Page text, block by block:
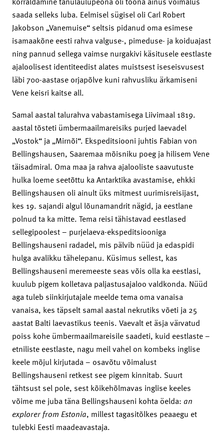
saada selleks luba. Eelmisel sügisel oli Carl Robert
Jakobson „Vanemuise“ seltsis pidanud oma esimese
isamaakõne eesti rahva valguse-, pimeduse- ja koiduajast
ning pannud sellega vaimse nurgakivi käsitusele eestlaste
ajaloolisest identiteedist alates muistsest iseseisvusest
läbi 700-aastase orjapõlve kuni rahvusliku ärkamiseni
Vene keisri kaitse all.
Samal aastal talurahva vabastamisega Liivimaal 1819.
aastal tõsteti ümbermaailmareisiks purjed laevadel
„Vostok“ ja „Mirnõi“. Ekspeditsiooni juhtis Fabian von
Bellingshausen, Saaremaa mõisniku poeg ja hilisem Vene
täisadmiral. Oma maa ja rahva ajalooliste saavutuste
hulka loeme seetõttu ka Antarktika avastamise, ehkki
Bellingshausen oli ainult üks mitmest uurimisreisijast,
kes 19. sajandi algul lõunamandrit nägid, ja eestlane
polnud ta ka mitte. Tema reisi tähistavad eestlased
sellegipoolest – purjelaeva-ekspeditsiooniga
Bellingshauseni radadel, mis pälvib nüüd ja edaspidi
hulga avalikku tähelepanu. Küsimus sellest, kas
Bellingshauseni meremeeste seas võis olla ka eestlasi,
kuulub pigem kolletava paljastusajaloo valdkonda. Nüüd
aga tuleb siinkirjutajale meelde tema oma vanaisa
vanaisa, kes täpselt samal aastal nekrutiks võeti ja 25
aastat Balti laevastikus teenis. Vaevalt et äsja värvatud
poiss kohe ümbermaailmareisile saadeti, kuid eestlaste –
etniliste eestlaste, nagu meil vahel on kombeks inglise
keele mõjul kirjutada – osavõtu võimalust
Bellingshauseni retkest see pigem kinnitab. Suurt
tähtsust sel pole, sest kõikehõlmavas inglise keeles
võime me juba täna Bellingshauseni kohta öelda: an
explorer from Estonia, millest tagasitõlkes peaaegu et
tulebki Eesti maadeavastaja.